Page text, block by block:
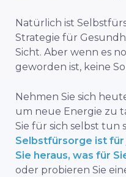
Natürlich ist
Strategie für
Sicht. Aber wenn es
geworden ist, keine
Nehmen Sie sich
um neue Energie zu
Sie für sich selbst tun
Selbstfürsorge ist für
Sie heraus, was für
oder probieren Sie